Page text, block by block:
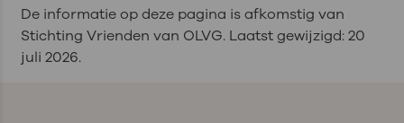
De informatie op deze pagina is afkomstig van
Stichting Vrienden van OLVG. Laatst gewijzigd: 20
juli 2026.